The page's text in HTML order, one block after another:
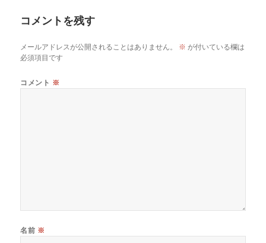
コメントを残す
メールアドレスが公開されることはありません。 ※ が付いている欄は
必須項目です
コメント ※
名前 ※